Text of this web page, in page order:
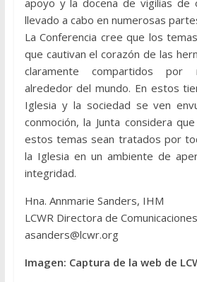
llevado a cabo en numerosas
La Conferencia cree que los
que cautivan el corazón de las
claramente compartidos por
alrededor del mundo. En estos
Iglesia y la sociedad se ven
conmoción, la Junta considera
estos temas sean tratados por
la Iglesia en un ambiente de
integridad.
Hna. Annmarie Sanders, IHM
LCWR Directora de Comunicaciones
asanders@lcwr.org
Imagen: Captura de la web de